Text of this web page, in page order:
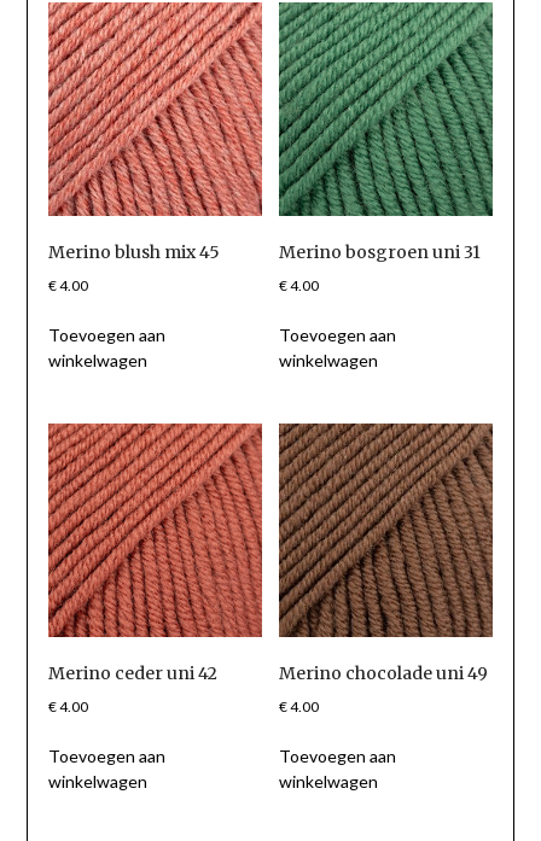
Merino blush mix 45
€4.00
Toevoegen aan
winkelwagen
Merino bosgroen uni 31
€4.00
Toevoegen aan
winkelwagen
Merino ceder uni 42
€4.00
Toevoegen aan
winkelwagen
Merino chocolade uni 49
€4.00
Toevoegen aan
winkelwagen